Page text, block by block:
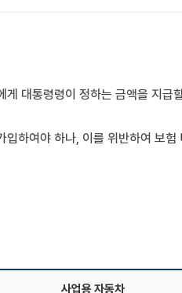
대통령령이 정하는 금액을 지급
하여야 하나, 이를 위반하여 보
사업용 자동차